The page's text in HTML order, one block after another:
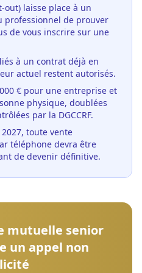
out) laisse place à un
professionnel de prouver
de vous inscrire sur une
à un contrat déjà en
actuel restent autorisés.
€ pour une entreprise et
physique, doublées
par la DGCCRF.
toute vente
téléphone devra être
de devenir définitive.
mutuelle senior
un appel non